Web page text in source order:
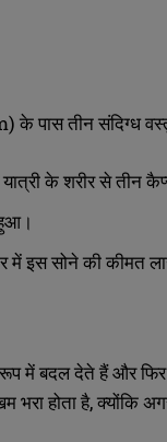
पास तीन संदिग्ध
के शरीर से तीन
में इस सोने की कीमत
में बदल देते हैं और
होता है, क्योंकि